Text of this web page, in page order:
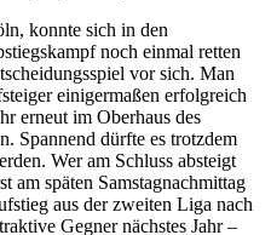
konnte sich in den
noch einmal retten
vor sich. Man
einigermaßen erfolgreich
erneut im Oberhaus des
Spannend dürfte es trotzdem
Wer am Schluss absteigt
am späten Samstagnachmittag
aus der zweiten Liga nach
Gegner nächstes Jahr –